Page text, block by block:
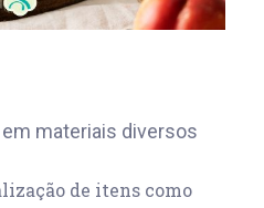
materiais diversos
de itens como